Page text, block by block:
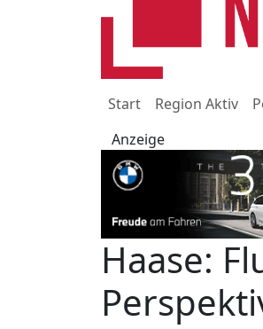
Start Region Aktiv
Anzeige
Haase: